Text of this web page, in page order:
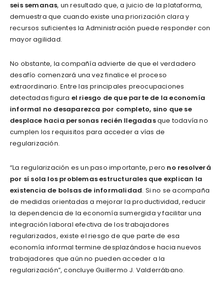
seis semanas, un resultado que, a juicio de la plataforma,
demuestra que cuando existe una priorización clara y
recursos suficientes la Administración puede responder con
mayor agilidad.
No obstante, la compañía advierte de que el verdadero
desafío comenzará una vez finalice el proceso
extraordinario. Entre las principales preocupaciones
detectadas figura el riesgo de que parte de la economía
informal no desaparezca por completo, sino que se
desplace hacia personas recién llegadasque todavía no
cumplen los requisitos para acceder a vías de
regularización.
“La regularización es un paso importante, pero no resolverá
por sí sola los problemas estructurales que explican la
existencia de bolsas de informalidad. Si no se acompaña
de medidas orientadas a mejorar la productividad, reducir
la dependencia de la economía sumergida y facilitar una
integración laboral efectiva de los trabajadores
regularizados, existe el riesgo de que parte de esa
economía informal termine desplazándose hacia nuevos
trabajadores que aún no pueden acceder a la
regularización”, concluye Guillermo J. Valderrábano.